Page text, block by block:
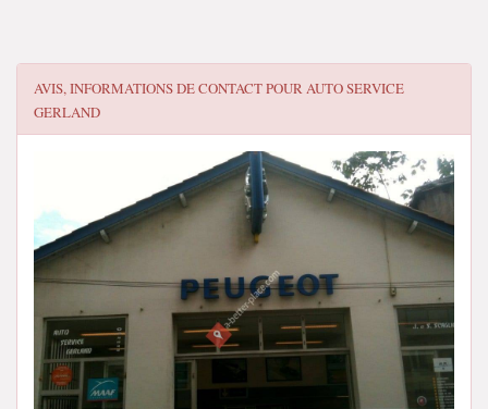
AVIS, INFORMATIONS DE CONTACT POURAUTO SERVICE
GERLAND